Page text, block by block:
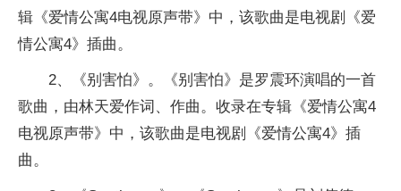
辑《爱情公寓4电视原声带》中，该歌曲是电视剧《爱
情公寓4》插曲。
2、《别害怕》。《别害怕》是罗震环演唱的一首
歌曲，由林天爱作词、作曲。收录在专辑《爱情公寓4
电视原声带》中，该歌曲是电视剧《爱情公寓4》插
曲。